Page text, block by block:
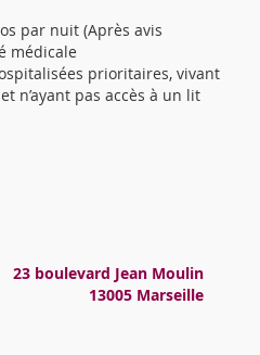
par nuit (Après avis
médicale
prioritaires, vivant
n’ayant pas accès à un lit
23 boulevard Jean Moulin
13005 Marseille